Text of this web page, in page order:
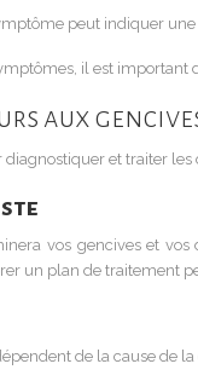
peut indiquer
il est
aux
et traiter
vos gencives et
un plan de traitement
de la cause de